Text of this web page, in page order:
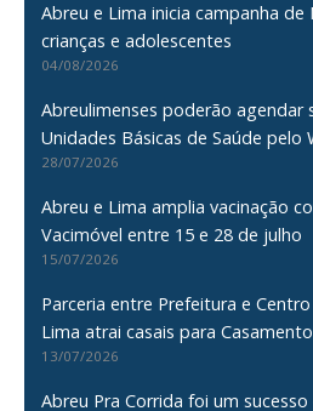
Abreu e Lima inicia campanha de
crianças e adolescentes
04/08/2026
Abreulimenses poderão agendar
Unidades Básicas de Saúde pelo
28/07/2026
Abreu e Lima amplia vacinação
Vacimóvel entre 15 e 28 de julho
15/07/2026
Parceria entre Prefeitura e
Lima atrai casais para
13/07/2026
Abreu Pra Corrida foi um